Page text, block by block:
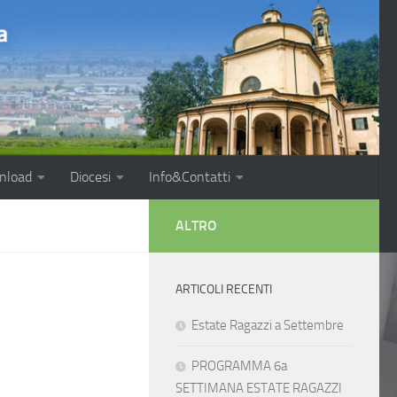
Diocesi Info&Contatti
ALTRO
ARTICOLI RECENTI
Estate Ragazzi a Settembre
PROGRAMMA 6a
SETTIMANA ESTATE RAGAZZI